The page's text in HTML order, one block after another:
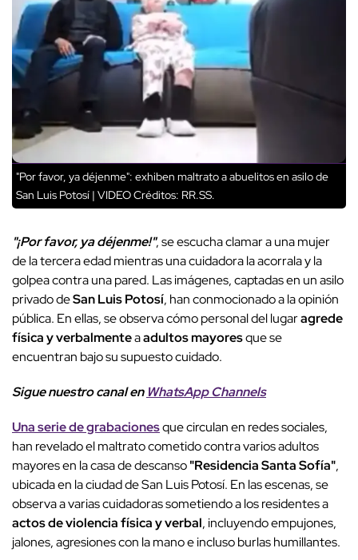
"Por favor, ya déjenme": exhiben maltrato a abuelitos en asilo de
San Luis Potosí | VIDEOCréditos: RR.SS.
"¡Por favor, ya déjenme!", se escucha clamar a una mujer
de la tercera edad mientras una cuidadora la acorrala y la
golpea contra una pared. Las imágenes, captadas en un asilo
privado deSan Luis Potosí, han conmocionado a la opinión
pública. En ellas, se observa cómo personal del lugaragrede
física y verbalmenteaadultos mayoresque se
encuentran bajo su supuesto cuidado.
Sigue nuestro canal en WhatsApp Channels
Una serie de grabacionesque circulan en redes sociales,
han revelado el maltrato cometido contra varios adultos
mayores en la casa de descanso"Residencia Santa Sofía",
ubicada en la ciudad de San Luis Potosí. En las escenas, se
observa a varias cuidadoras sometiendo a los residentes a
actos de violencia física y verbal, incluyendo empujones,
jalones, agresiones con la mano e incluso burlas humillantes.